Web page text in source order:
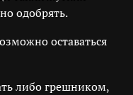
одобрять.
оставаться
либо грешником,